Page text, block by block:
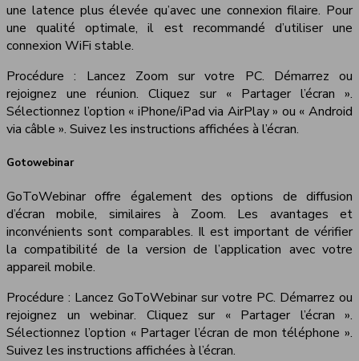
une latence plus élevée qu’avec une connexion filaire. Pour
une qualité optimale, il est recommandé d’utiliser une
connexion WiFi stable.
Procédure : Lancez Zoom sur votre PC. Démarrez ou
rejoignez une réunion. Cliquez sur « Partager l’écran ».
Sélectionnez l’option « iPhone/iPad via AirPlay » ou « Android
via câble ». Suivez les instructions affichées à l’écran.
Gotowebinar
GoToWebinar offre également des options de diffusion
d’écran mobile, similaires à Zoom. Les avantages et
inconvénients sont comparables. Il est important de vérifier
la compatibilité de la version de l’application avec votre
appareil mobile.
Procédure : Lancez GoToWebinar sur votre PC. Démarrez ou
rejoignez un webinar. Cliquez sur « Partager l’écran ».
Sélectionnez l’option « Partager l’écran de mon téléphone ».
Suivez les instructions affichées à l’écran.